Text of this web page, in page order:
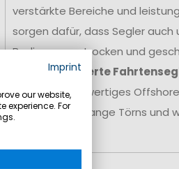
verstärkte Bereiche und
sorgen dafür, dass Segler auch
Bedingungen trocken und
Für ambitionierte
stellt ein hochwertiges
Grundlage für lange Törns
Imprint
our website,
experience. For